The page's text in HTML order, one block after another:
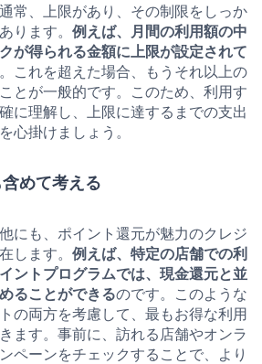
常、上限があり、その制限をしっか
ります。 例えば、月間の利用額の中
が得られる金額に上限が設定されて
。これを超えた場合、もうそれ以上の
とが一般的です。このため、利用す
に理解し、上限に達するまでの支出
心掛けましょう。
めて考える
にも、ポイント還元が魅力のクレジ
します。 例えば、特定の店舗での利
ントプログラムでは、現金還元と並
ることができるのです。このような
の両方を考慮して、最もお得な利用
ます。事前に、訪れる店舗やオンラ
ペーンをチェックすることで、より